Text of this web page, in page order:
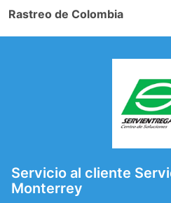
Rastreo de Colombia
Servicio al cliente
Monterrey